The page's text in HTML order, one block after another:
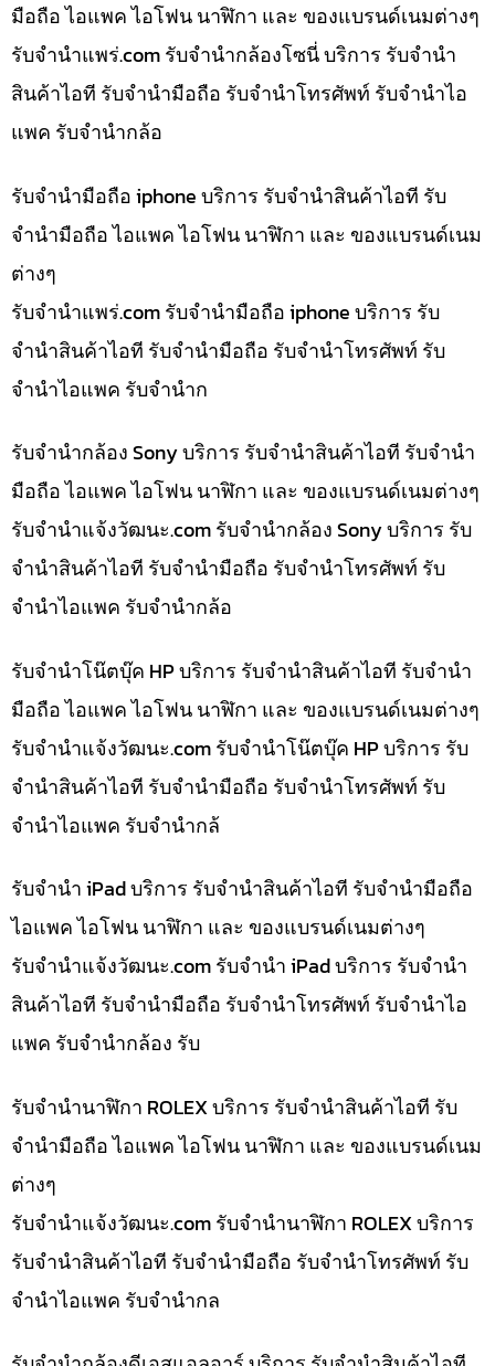
มือถือ ไอแพค ไอโฟน นาฬิกา และ ของแบรนด์เนมต่างๆ
รับจํานําแพร่.com รับจำนำกล้องโซนี่ บริการ รับจำนำ
สินค้าไอที รับจำนำมือถือ รับจำนำโทรศัพท์ รับจำนำไอ
แพค รับจำนำกล้อ
รับจำนำมือถือ iphone บริการ รับจำนำสินค้าไอที รับ
จำนำมือถือ ไอแพค ไอโฟน นาฬิกา และ ของแบรนด์เนม
ต่างๆ
รับจํานําแพร่.com รับจำนำมือถือ iphone บริการ รับ
จำนำสินค้าไอที รับจำนำมือถือ รับจำนำโทรศัพท์ รับ
จำนำไอแพค รับจำนำก
รับจำนำกล้อง Sony บริการ รับจำนำสินค้าไอที รับจำนำ
มือถือ ไอแพค ไอโฟน นาฬิกา และ ของแบรนด์เนมต่างๆ
รับจํานําแจ้งวัฒนะ.com รับจำนำกล้อง Sony บริการ รับ
จำนำสินค้าไอที รับจำนำมือถือ รับจำนำโทรศัพท์ รับ
จำนำไอแพค รับจำนำกล้อ
รับจำนำโน๊ตบุ๊ค HP บริการ รับจำนำสินค้าไอที รับจำนำ
มือถือ ไอแพค ไอโฟน นาฬิกา และ ของแบรนด์เนมต่างๆ
รับจํานําแจ้งวัฒนะ.com รับจำนำโน๊ตบุ๊ค HP บริการ รับ
จำนำสินค้าไอที รับจำนำมือถือ รับจำนำโทรศัพท์ รับ
จำนำไอแพค รับจำนำกล้
รับจำนำ iPad บริการ รับจำนำสินค้าไอที รับจำนำมือถือ
ไอแพค ไอโฟน นาฬิกา และ ของแบรนด์เนมต่างๆ
รับจํานําแจ้งวัฒนะ.com รับจำนำ iPad บริการ รับจำนำ
สินค้าไอที รับจำนำมือถือ รับจำนำโทรศัพท์ รับจำนำไอ
แพค รับจำนำกล้อง รับ
รับจำนำนาฬิกา ROLEX บริการ รับจำนำสินค้าไอที รับ
จำนำมือถือ ไอแพค ไอโฟน นาฬิกา และ ของแบรนด์เนม
ต่างๆ
รับจํานําแจ้งวัฒนะ.com รับจำนำนาฬิกา ROLEX บริการ
รับจำนำสินค้าไอที รับจำนำมือถือ รับจำนำโทรศัพท์ รับ
จำนำไอแพค รับจำนำกล